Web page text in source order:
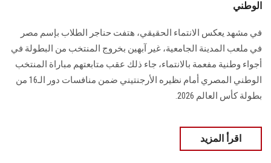
الوطني
في مشهد يعكس الانتماء الحقيقي، هتفت حناجر الطلاب بإسم مصر
في ملعب المدينة الجامعية، غير آبهين بخروج المنتخب من البطولة في
أجواء وطنية مفعمة بالانتماء، جاء ذلك عقب متابعتهم مباراة المنتخب
الوطني المصري أمام نظيره الأرجنتيني ضمن منافسات دور الـ16 من
بطولة كأس العالم 2026.
اقرأ المزيد